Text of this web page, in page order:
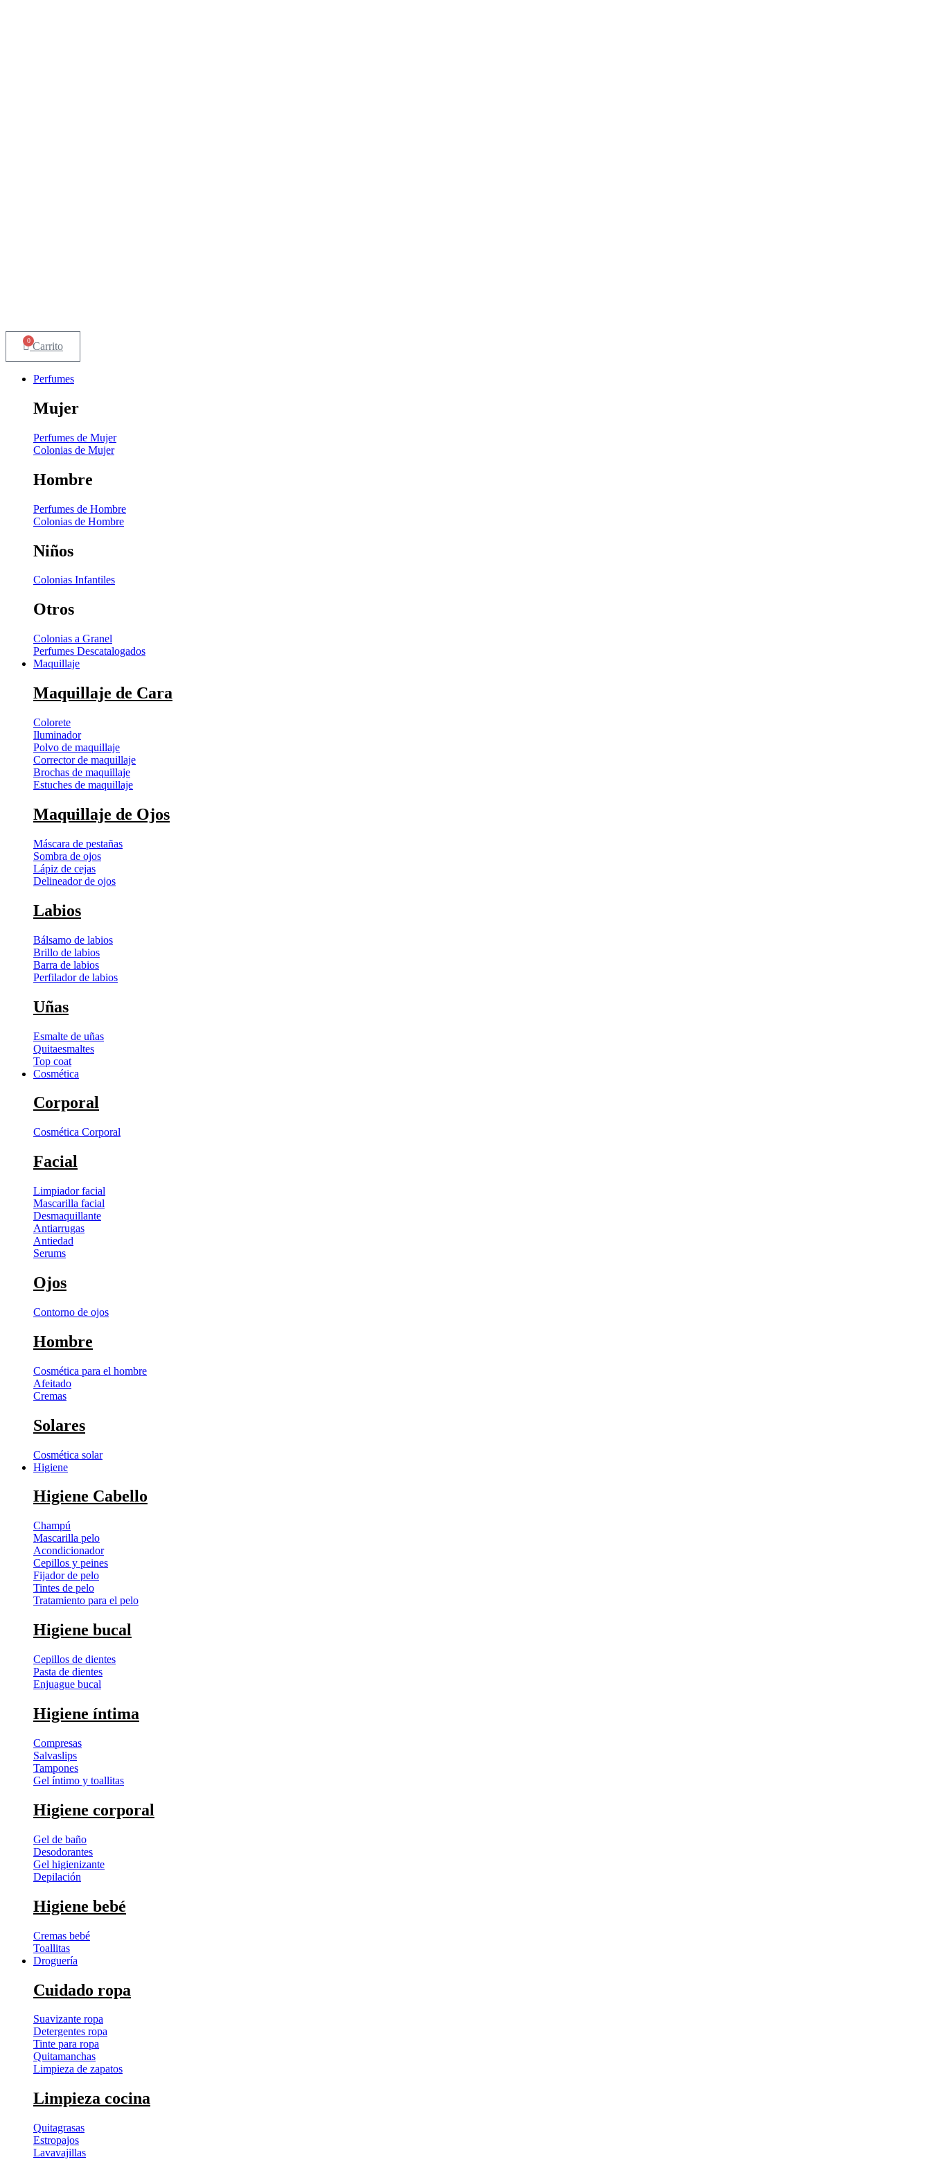
0 Carrito
Perfumes
Mujer
Perfumes de Mujer
Colonias de Mujer
Hombre
Perfumes de Hombre
Colonias de Hombre
Niños
Colonias Infantiles
Otros
Colonias a Granel
Perfumes Descatalogados
Maquillaje
Maquillaje de Cara
Colorete
Iluminador
Polvo de maquillaje
Corrector de maquillaje
Brochas de maquillaje
Estuches de maquillaje
Maquillaje de Ojos
Máscara de pestañas
Sombra de ojos
Lápiz de cejas
Delineador de ojos
Labios
Bálsamo de labios
Brillo de labios
Barra de labios
Perfilador de labios
Uñas
Esmalte de uñas
Quitaesmaltes
Top coat
Cosmética
Corporal
Cosmética Corporal
Facial
Limpiador facial
Mascarilla facial
Desmaquillante
Antiarrugas
Antiedad
Serums
Ojos
Contorno de ojos
Hombre
Cosmética para el hombre
Afeitado
Cremas
Solares
Cosmética solar
Higiene
Higiene Cabello
Champú
Mascarilla pelo
Acondicionador
Cepillos y peines
Fijador de pelo
Tintes de pelo
Tratamiento para el pelo
Higiene bucal
Cepillos de dientes
Pasta de dientes
Enjuague bucal
Higiene íntima
Compresas
Salvaslips
Tampones
Gel íntimo y toallitas
Higiene corporal
Gel de baño
Desodorantes
Gel higienizante
Depilación
Higiene bebé
Cremas bebé
Toallitas
Droguería
Cuidado ropa
Suavizante ropa
Detergentes ropa
Tinte para ropa
Quitamanchas
Limpieza de zapatos
Limpieza cocina
Quitagrasas
Estropajos
Lavavajillas